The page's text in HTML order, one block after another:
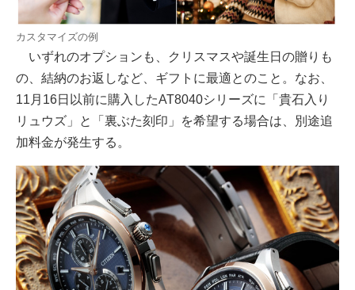
カスタマイズの例
いずれのオプションも、クリスマスや誕生日の贈りも
の、結納のお返しなど、ギフトに最適とのこと。なお、
11月16日以前に購入したAT8040シリーズに「貴石入り
リュウズ」と「裏ぶた刻印」を希望する場合は、別途追
加料金が発生する。